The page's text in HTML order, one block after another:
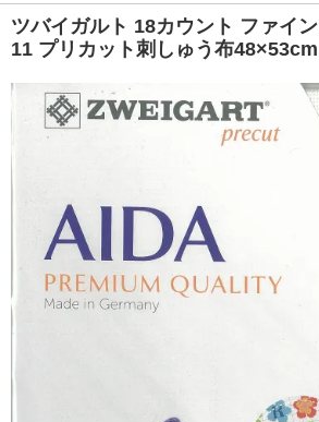
ツバイガルト 18カウント ファイ
11 プリカット刺しゅう布48×53cm